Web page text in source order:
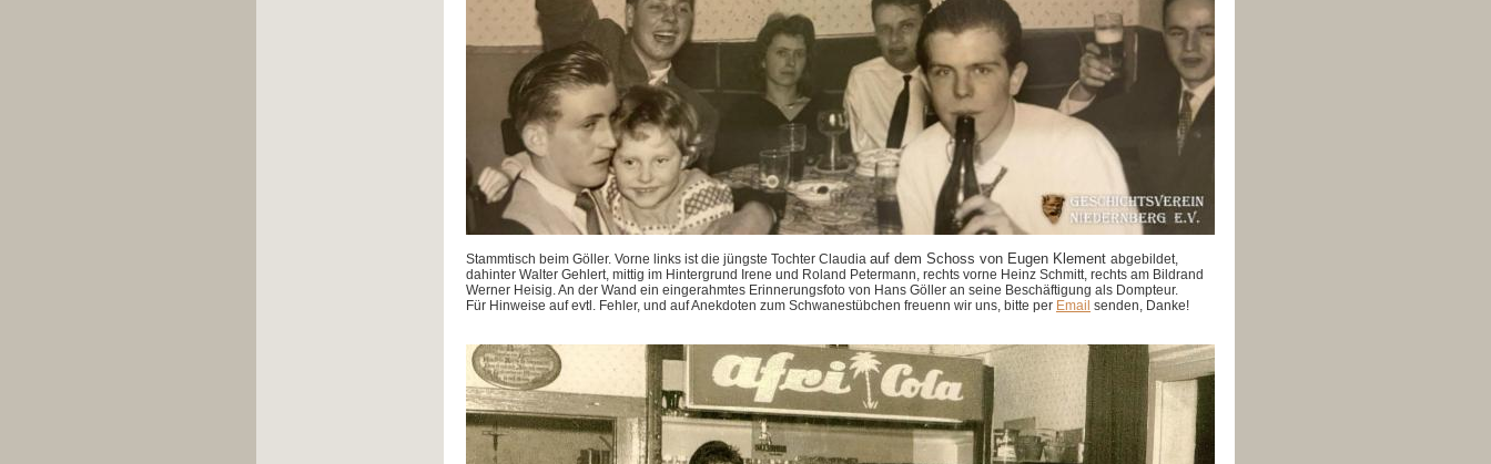
Stammtisch beim Göller. Vorne links ist die jüngste Tochter Claudia auf dem Schoss von Eugen Klement abgebildet,
dahinter Walter Gehlert, mittig im Hintergrund Irene und Roland Petermann, rechts vorne Heinz Schmitt, rechts am Bildrand
Werner Heisig. An der Wand ein eingerahmtes Erinnerungsfoto von Hans Göller an seine Beschäftigung als Dompteur.
Für Hinweise auf evtl. Fehler, und auf Anekdoten zum Schwanestübchen freuenn wir uns, bitte per Email senden, Danke!